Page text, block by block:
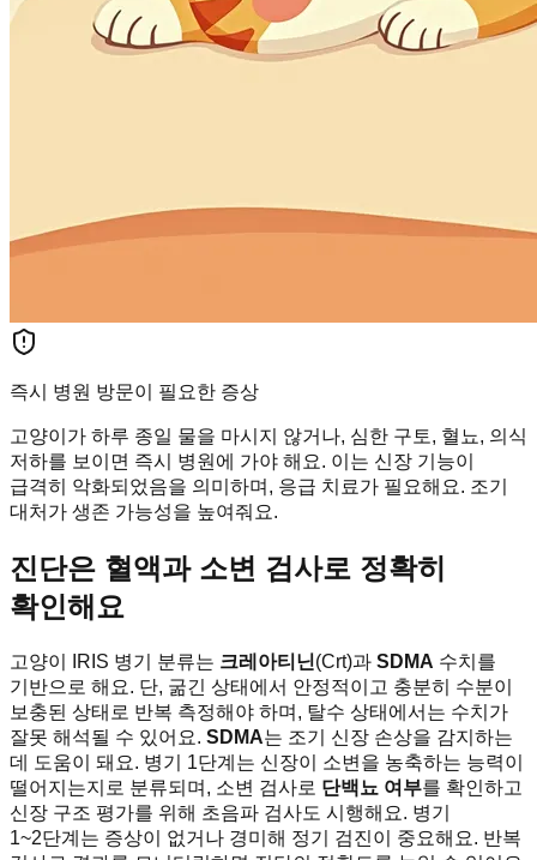
즉시 병원 방문이 필요한 증상
고양이가 하루 종일 물을 마시지 않거나, 심한 구토, 혈뇨, 의식
저하를 보이면 즉시 병원에 가야 해요. 이는 신장 기능이
급격히 악화되었음을 의미하며, 응급 치료가 필요해요. 조기
대처가 생존 가능성을 높여줘요.
진단은 혈액과 소변 검사로 정확히
확인해요
고양이 IRIS 병기 분류는 크레아티닌(Crt)과 SDMA 수치를
기반으로 해요. 단, 굶긴 상태에서 안정적이고 충분히 수분이
보충된 상태로 반복 측정해야 하며, 탈수 상태에서는 수치가
잘못 해석될 수 있어요. SDMA는 조기 신장 손상을 감지하는
데 도움이 돼요. 병기 1단계는 신장이 소변을 농축하는 능력이
떨어지는지로 분류되며, 소변 검사로 단백뇨 여부를 확인하고
신장 구조 평가를 위해 초음파 검사도 시행해요. 병기
1~2단계는 증상이 없거나 경미해 정기 검진이 중요해요. 반복